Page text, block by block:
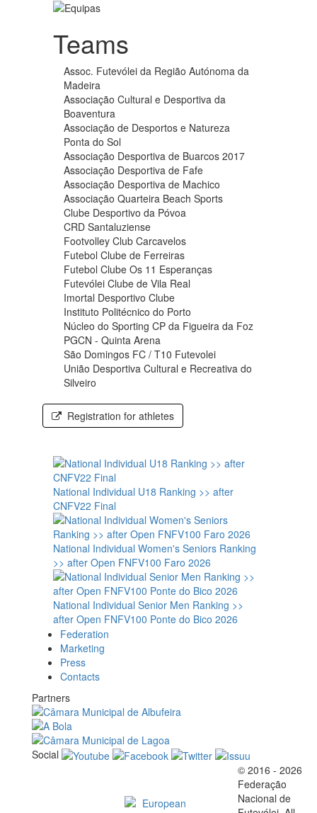
Teams
Assoc. Futevólei da Região Autónoma da
Madeira
Associação Cultural e Desportiva da
Boaventura
Associação de Desportos e Natureza
Ponta do Sol
Associação Desportiva de Buarcos 2017
Associação Desportiva de Fafe
Associação Desportiva de Machico
Associação Quarteira Beach Sports
Clube Desportivo da Póvoa
CRD Santaluziense
Footvolley Club Carcavelos
Futebol Clube de Ferreiras
Futebol Clube Os 11 Esperanças
Futevólei Clube de Vila Real
Imortal Desportivo Clube
Instituto Politécnico do Porto
Núcleo do Sporting CP da Figueira da Foz
PGCN - Quinta Arena
São Domingos FC / T10 Futevolei
União Desportiva Cultural e Recreativa do
Silveiro
Registration for athletes
National Individual U18 Ranking >> after
CNFV22 Final
National Individual Women's Seniors Ranking
>> after Open FNFV100 Faro 2026
National Individual Senior Men Ranking >>
after Open FNFV100 Ponte do Bico 2026
Federation
Marketing
Press
Contacts
Partners
Social
© 2016 - 2026
Federação
Nacional de